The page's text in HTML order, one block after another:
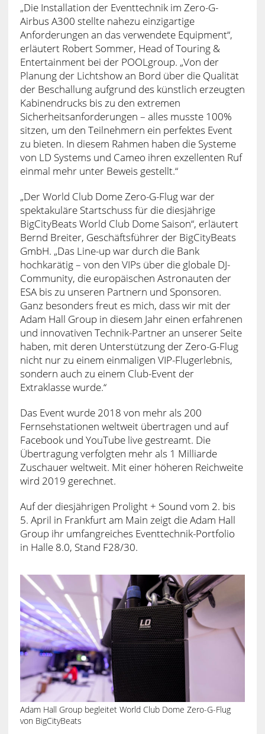
„Die Installation der Eventtechnik im Zero-G-
Airbus A300 stellte nahezu einzigartige
Anforderungen an das verwendete Equipment“,
erläutert Robert Sommer, Head of Touring &
Entertainment bei der POOLgroup. „Von der
Planung der Lichtshow an Bord über die Qualität
der Beschallung aufgrund des künstlich erzeugten
Kabinendrucks bis zu den extremen
Sicherheitsanforderungen – alles musste 100%
sitzen, um den Teilnehmern ein perfektes Event
zu bieten. In diesem Rahmen haben die Systeme
von LD Systems und Cameo ihren exzellenten Ruf
einmal mehr unter Beweis gestellt.“
„Der World Club Dome Zero-G-Flug war der
spektakuläre Startschuss für die diesjährige
BigCityBeats World Club Dome Saison“, erläutert
Bernd Breiter, Geschäftsführer der BigCityBeats
GmbH. „Das Line-up war durch die Bank
hochkarätig – von den VIPs über die globale DJ-
Community, die europäischen Astronauten der
ESA bis zu unseren Partnern und Sponsoren.
Ganz besonders freut es mich, dass wir mit der
Adam Hall Group in diesem Jahr einen erfahrenen
und innovativen Technik-Partner an unserer Seite
haben, mit deren Unterstützung der Zero-G-Flug
nicht nur zu einem einmaligen VIP-Flugerlebnis,
sondern auch zu einem Club-Event der
Extraklasse wurde.“
Das Event wurde 2018 von mehr als 200
Fernsehstationen weltweit übertragen und auf
Facebook und YouTube live gestreamt. Die
Übertragung verfolgten mehr als 1 Milliarde
Zuschauer weltweit. Mit einer höheren Reichweite
wird 2019 gerechnet.
Auf der diesjährigen Prolight + Sound vom 2. bis
5. April in Frankfurt am Main zeigt die Adam Hall
Group ihr umfangreiches Eventtechnik-Portfolio
in Halle 8.0, Stand F28/30.
Adam Hall Group begleitet World Club Dome Zero-G-Flug
von BigCityBeats